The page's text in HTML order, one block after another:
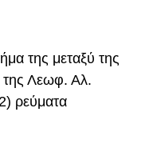
της μεταξύ της
της Λεωφ. Αλ.
ρεύματα